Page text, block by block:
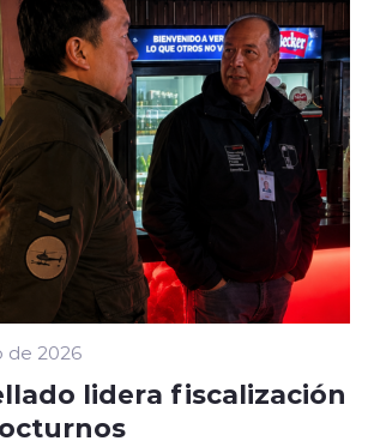
de 2026
lidera fiscalización